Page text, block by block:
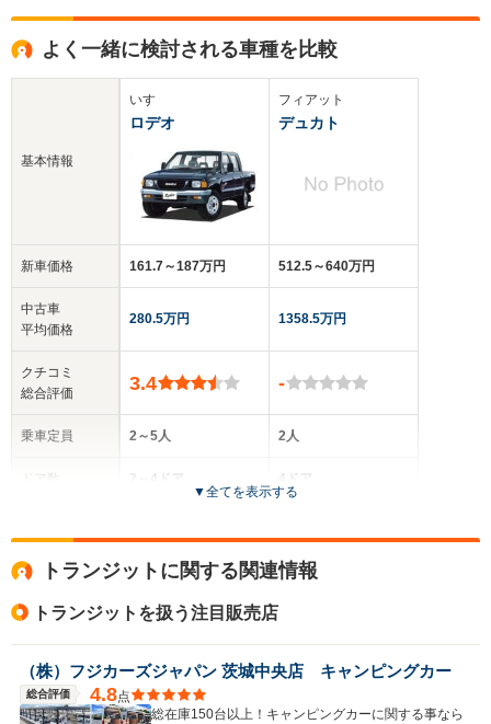
よく一緒に検討される車種を比較
基本情報
新車価格
中古車
平均価格
クチコミ
総合評価
乗車定員
サイズ
(全長x全幅x全高)
いすゞ
ロデオ
161.7～187万円
280.5万円
3.4
2～5人
2～4ドア
全高
1.69m
全長
4.5m～4.91m
フィアット
デュカト
512.5～640万円
1358.5万円
-
2人
4ドア
全高
2.05m～2.1m
5.41m～6m
▼全てを表示する
トランジットに関する関連情報
トランジットを扱う注目販売店
（株）フジカーズジャパン 茨城中央店 キャンピングカー
総合評価 4.8点
総在庫150台以上！キャンピングカーに関する事なら